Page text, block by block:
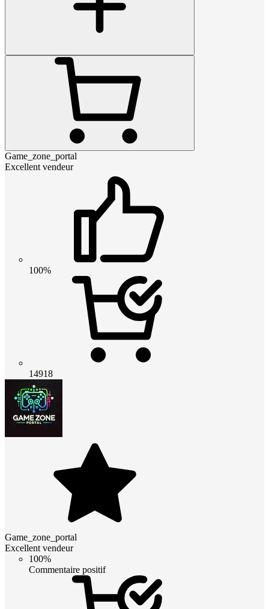
Game_zone_portal
Excellent vendeur
100%
14918
Game_zone_portal
Excellent vendeur
100%
Commentaire positif